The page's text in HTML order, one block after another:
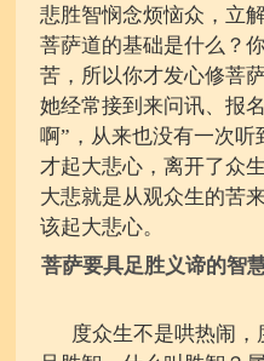
悲胜智悯念烦恼众，立
菩萨道的基础是什么？
苦，所以你才发心修菩
她经常接到来问讯、报
啊”，从来也没有一次
才起大悲心，离开了众
大悲就是从观众生的苦
该起大悲心。
菩萨要具足胜义谛的智
度众生不是哄热闹